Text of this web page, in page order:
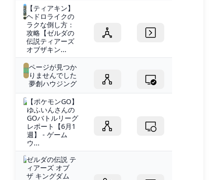
【ティアキン】
ヘドロライクの
ラクな倒し方：
攻略【ゼルダの
伝説ティアーズ
オブザキン...
ページが見つか
りませんでした
夢創ハウジング
【ポケモンGO】
ゆふいんさんの
GOバトルリーグ
レポート【6月1
週】 - ゲーム
ウ...
ゼルダの伝説 テ
ィアーズ オブ
ザ キングダム